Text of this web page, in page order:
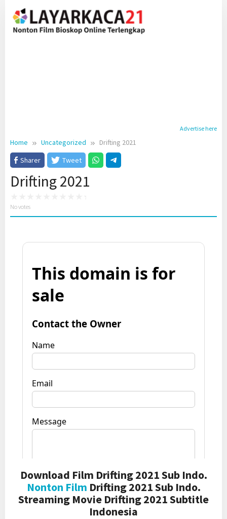
content
Advertise here
Home Uncategorized
Drifting 2021
Sharer
Tweet
Drifting 2021
No votes
Download Film Drifting 2021 Sub Indo.
Nonton Film Drifting 2021 Sub Indo.
Streaming Movie Drifting 2021 Subtitle
Indonesia